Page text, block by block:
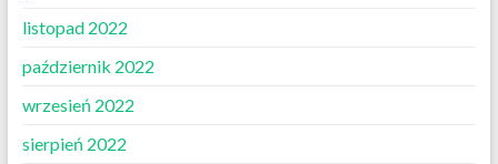
listopad 2022
październik 2022
wrzesień 2022
sierpień 2022